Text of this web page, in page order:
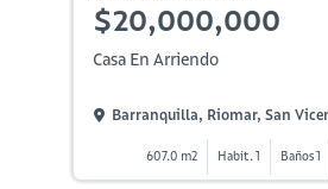
$20,000,000
Casa En Arriendo
Barranquilla, Riomar, San
607.0 m2 Habit. 1 Baños 1